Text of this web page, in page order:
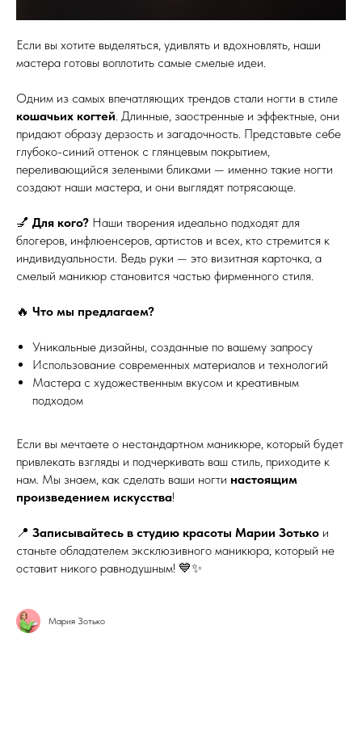
Если вы хотите выделяться, удивлять и вдохновлять, наши
мастера готовы воплотить самые смелые идеи.
Одним из самых впечатляющих трендов стали ногти в стиле
кошачьих когтей. Длинные, заостренные и эффектные, они
придают образу дерзость и загадочность. Представьте себе
глубоко-синий оттенок с глянцевым покрытием,
переливающийся зелеными бликами — именно такие ногти
создают наши мастера, и они выглядят потрясающе.
💅 Для кого? Наши творения идеально подходят для
блогеров, инфлюенсеров, артистов и всех, кто стремится к
индивидуальности. Ведь руки — это визитная карточка, а
смелый маникюр становится частью фирменного стиля.
🔥 Что мы предлагаем?
Уникальные дизайны, созданные по вашему запросу
Использование современных материалов и технологий
Мастера с художественным вкусом и креативным
подходом
Если вы мечтаете о нестандартном маникюре, который будет
привлекать взгляды и подчеркивать ваш стиль, приходите к
нам. Мы знаем, как сделать ваши ногти настоящим
произведением искусства!
📍 Записывайтесь в студию красоты Марии Зотько и
станьте обладателем эксклюзивного маникюра, который не
оставит никого равнодушным! 💙✨
Мария Зотько